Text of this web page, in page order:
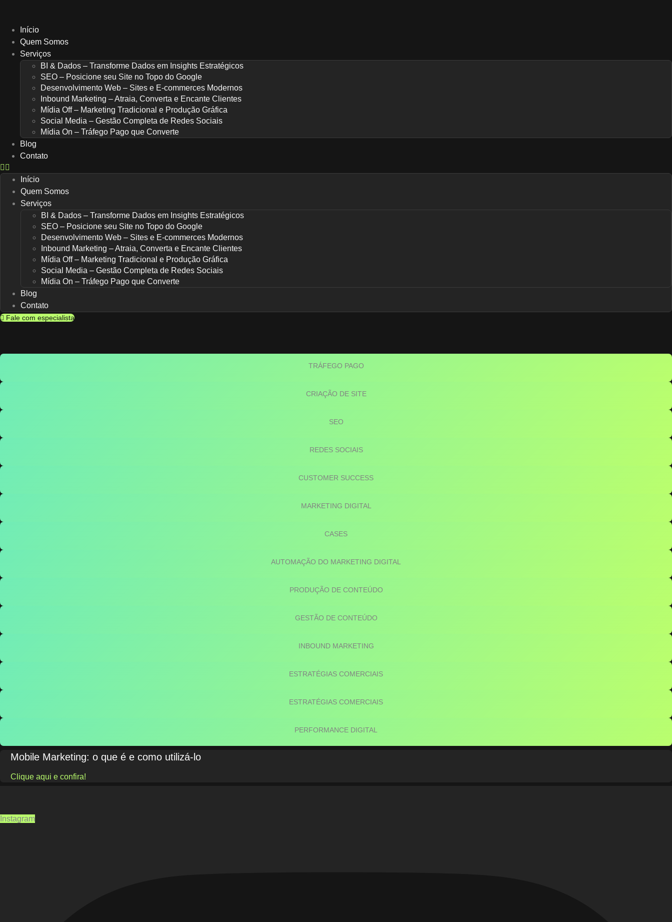
conteúdo
Início
Quem Somos
Serviços
BI & Dados – Transforme Dados em Insights Estratégicos
SEO – Posicione seu Site no Topo do Google
Desenvolvimento Web – Sites e E-commerces Modernos
Inbound Marketing – Atraia, Converta e Encante Clientes
Mídia Off – Marketing Tradicional e Produção Gráfica
Social Media – Gestão Completa de Redes Sociais
Mídia On – Tráfego Pago que Converte
Blog
Contato
Início
Quem Somos
Serviços
BI & Dados – Transforme Dados em Insights Estratégicos
SEO – Posicione seu Site no Topo do Google
Desenvolvimento Web – Sites e E-commerces Modernos
Inbound Marketing – Atraia, Converta e Encante Clientes
Mídia Off – Marketing Tradicional e Produção Gráfica
Social Media – Gestão Completa de Redes Sociais
Mídia On – Tráfego Pago que Converte
Blog
Contato
Fale com especialista
TRÁFEGO PAGO
CRIAÇÃO DE SITE
SEO
REDES SOCIAIS
CUSTOMER SUCCESS
MARKETING DIGITAL
CASES
AUTOMAÇÃO DO MARKETING DIGITAL
PRODUÇÃO DE CONTEÚDO
GESTÃO DE CONTEÚDO
INBOUND MARKETING
ESTRATÉGIAS COMERCIAIS
ESTRATÉGIAS COMERCIAIS
PERFORMANCE DIGITAL
Mobile Marketing: o que é e como utilizá-lo
Clique aqui e confira!
Instagram